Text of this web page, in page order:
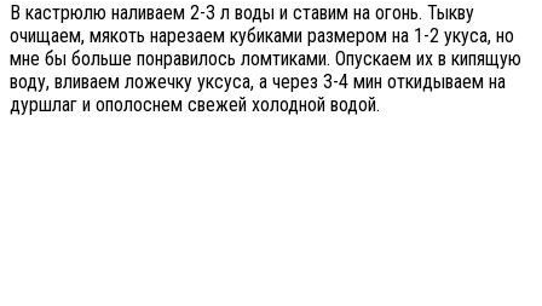
В кастрюлю наливаем 2-3 л воды и ставим на огонь. Тыкву
очищаем, мякоть нарезаем кубиками размером на 1-2 укуса, но
мне бы больше понравилось ломтиками. Опускаем их в кипящую
воду, вливаем ложечку уксуса, а через 3-4 мин откидываем на
дуршлаг и ополоснем свежей холодной водой.